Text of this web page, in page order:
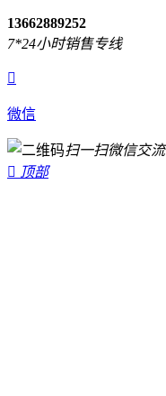
13662889252
7*24小时销售专线

微信
扫一扫微信交流
 顶部